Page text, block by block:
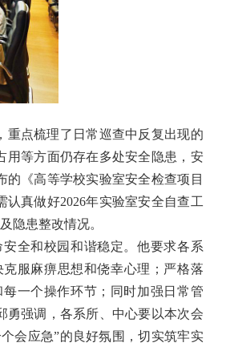
重点梳理了日常巡查中反复出现的
用等方面仍存在多处安全隐患，安
《高等学校实验室安全检查项目
真做好2026年实验室安全自查工
隐患整改情况。
全和校园和谐稳定。他要求各系
服麻痹思想和侥幸心理；严格落
一个操作环节；同时加强日常管
勇强调，各系所、中心要以本次会
会应急”的良好氛围，切实筑牢实